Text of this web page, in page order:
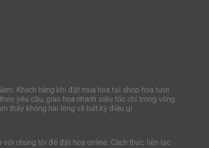
Khách hàng khi đặt mua hoa tại shop hoa tươi
yêu cầu, giao hoa nhanh siêu tốc chỉ trong vòng
thấy không hài lòng về bất kỳ điều gì.
với chúng tôi để đặt hoa online. Cách thức liên lạc